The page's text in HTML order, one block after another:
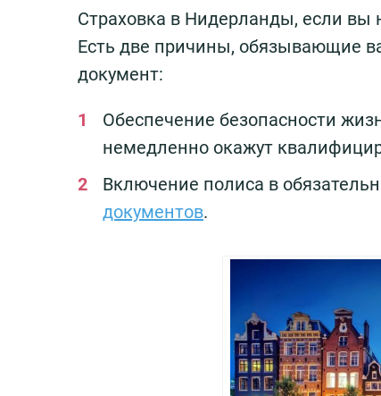
Страховка в Нидерланды, если вы
Есть две причины, обязывающие
документ:
Обеспечение безопасности
немедленно окажут
Включение полиса в
документов.